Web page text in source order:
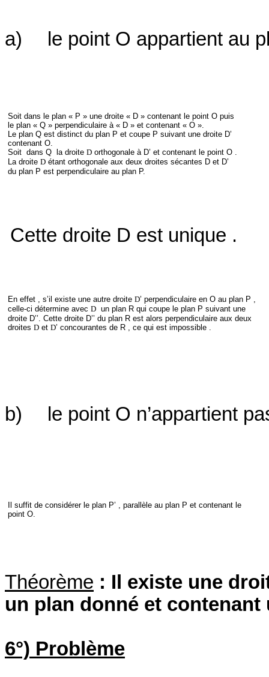
a) le point O appartient au
Soit dans le plan « P » une droite « D » contenant le point O puis
le plan « Q » perpendiculaire à « D » et contenant « O ».
Le plan Q est distinct du plan P et coupe P suivant une droite D’
contenant O.
Soit dans Q la droite Dorthogonale à D’ et contenant le point O .
La droite Détant orthogonale aux deux droites sécantes D et D’
du plan P est perpendiculaire au plan P.
Cette droite D est unique .
En effet , s’il existe une autre droite D’ perpendiculaire en O au plan P ,
celle-ci détermine avec D un plan R qui coupe le plan P suivant une
droite D’’. Cette droite D’’ du plan R est alors perpendiculaire aux deux
droites Det D’ concourantes de R , ce qui est impossible .
b) le point O n’appartient
Il suffit de considérer le plan P’ , parallèle au plan P et contenant le
point O.
Théorème : Il existe une
un plan donné et
6°) Problème